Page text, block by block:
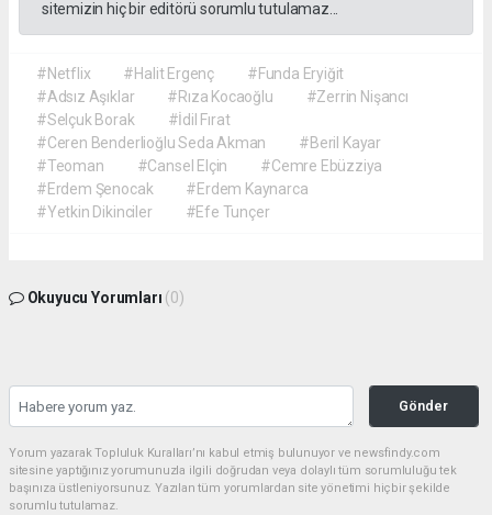
sitemizin hiç bir editörü sorumlu tutulamaz...
#Netflix #Halit Ergenç
#Funda Eryiğit
#Adsız Aşıklar
#Rıza Kocaoğlu
#Zerrin Nişancı
#Selçuk Borak
#İdil Fırat
#Ceren Benderlioğlu Seda Akman
#Beril Kayar
#Teoman
#Cansel Elçin
#Cemre Ebüzziya
#Erdem Şenocak
#Erdem Kaynarca
#Yetkin Dikinciler
#Efe Tunçer
Okuyucu Yorumları (0)
Gönder
Yorum yazarak Topluluk Kuralları’nı kabul etmiş bulunuyor ve newsfindy.com
sitesine yaptığınız yorumunuzla ilgili doğrudan veya dolaylı tüm sorumluluğu tek
başınıza üstleniyorsunuz. Yazılan tüm yorumlardan site yönetimi hiçbir şekilde
sorumlu tutulamaz.